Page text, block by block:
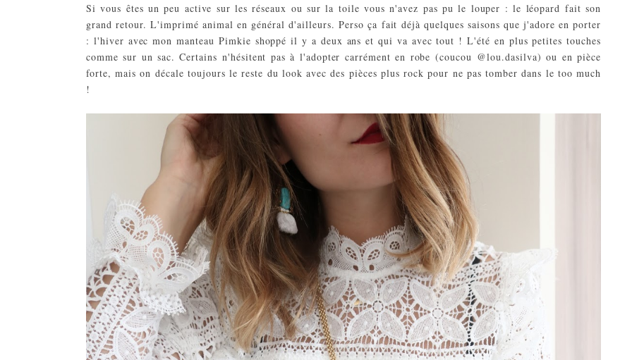
Si vous êtes un peu active sur les réseaux ou sur la toile vous n'avez pas pu le louper : le léopard fait son
grand retour. L'imprimé animal en général d'ailleurs. Perso ça fait déjà quelques saisons que j'adore en porter
: l'hiver avec mon manteau Pimkie shoppé il y a deux ans et qui va avec tout ! L'été en plus petites touches
comme sur un sac. Certains n'hésitent pas à l'adopter carrément en robe (coucou @lou.dasilva) ou en pièce
forte, mais on décale toujours le reste du look avec des pièces plus rock pour ne pas tomber dans le too much
!